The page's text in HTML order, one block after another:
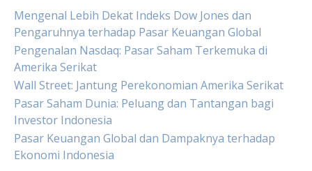
Mengenal Lebih Dekat Indeks Dow Jones dan
Pengaruhnya terhadap Pasar Keuangan Global
Pengenalan Nasdaq: Pasar Saham Terkemuka di
Amerika Serikat
Wall Street: Jantung Perekonomian Amerika Serikat
Pasar Saham Dunia: Peluang dan Tantangan bagi
Investor Indonesia
Pasar Keuangan Global dan Dampaknya terhadap
Ekonomi Indonesia